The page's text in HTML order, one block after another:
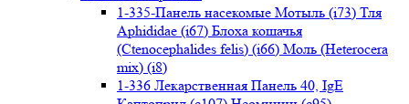
1-335-Панель насекомые Мотыль (i73) Тля
Aphididae (i67) Блоха кошачья
(Ctenocephalides felis) (i66) Моль (Heterocera
mix) (i8)
1-336 Лекарственная Панель 40, IgE